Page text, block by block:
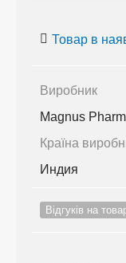
Товар в
Виробник
Magnus
Країна
Индия
Відгуків на